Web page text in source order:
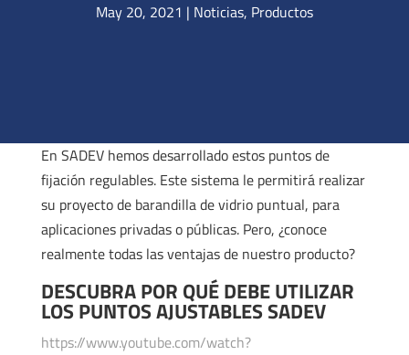
May 20, 2021 | Noticias, Productos
En SADEV hemos desarrollado estos puntos de
fijación regulables. Este sistema le permitirá realizar
su proyecto de barandilla de vidrio puntual, para
aplicaciones privadas o públicas. Pero, ¿conoce
realmente todas las ventajas de nuestro producto?
DESCUBRA POR QUÉ DEBE UTILIZAR
LOS PUNTOS AJUSTABLES SADEV
https://www.youtube.com/watch?